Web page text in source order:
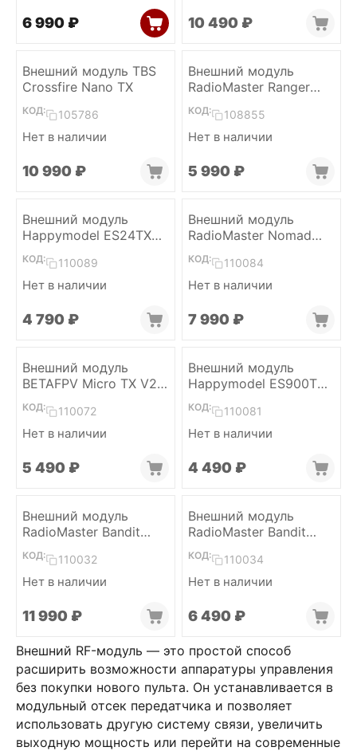
Внешний RF-модуль — это простой способ
расширить возможности аппаратуры управления
без покупки нового пульта. Он устанавливается в
модульный отсек передатчика и позволяет
использовать другую систему связи, увеличить
выходную мощность или перейти на современные
6 990 ₽ 10 490 ₽
Внешний модуль TBS
Crossfire Nano TX
КОД: 105786
Нет в наличии
10 990 ₽
Внешний модуль
RadioMaster Ranger
Micro ELRS 2.4
КОД: 108855
Нет в наличии
5 990 ₽
Внешний модуль
Happymodel ES24TX
Pro Micro (ELRS 2.4)
КОД: 110089
Нет в наличии
4 790 ₽
Внешний модуль
RadioMaster Nomad
Dual Gemini Xrossband
ELRS 1W
КОД: 110084
Нет в наличии
7 990 ₽
Внешний модуль
BETAFPV Micro TX V2
2W (ELRS 915)
КОД: 110072
Нет в наличии
5 490 ₽
Внешний модуль
Happymodel ES900TX
Micro (ELRS 868/915)
КОД: 110081
Нет в наличии
4 490 ₽
Внешний модуль
RadioMaster Bandit
(ELRS 915)
КОД: 110032
Нет в наличии
11 990 ₽
Внешний модуль
RadioMaster Bandit
Nano (ELRS 915)
КОД: 110034
Нет в наличии
6 490 ₽